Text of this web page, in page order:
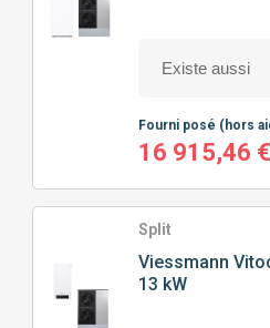
Fourni posé (hors
16 915,46 €
Split
Viessmann
13 kW